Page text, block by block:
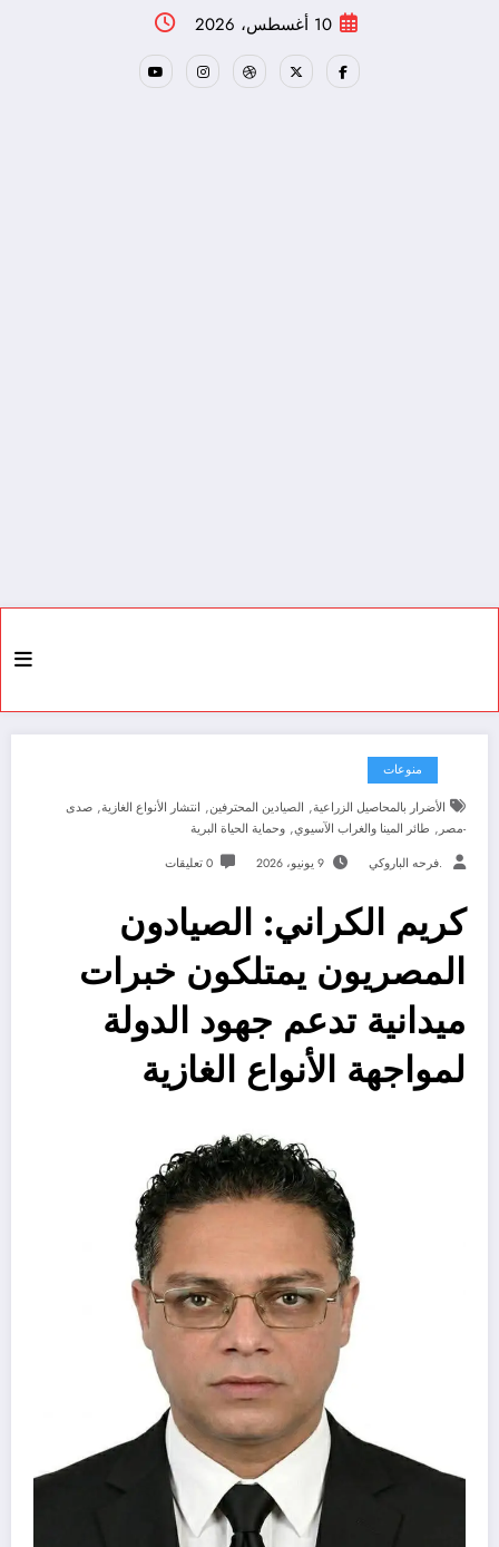
10 أغسطس، 2026
منوعات
الأضرار بالمحاصيل الزراعية, الصيادين المحترفين, انتشار الأنواع الغازية, صدى
-مصر , طائر المينا والغراب الآسيوي, وحماية الحياة البرية
.فرحه الباروكي 9 يونيو، 2026 0 تعليقات
كريم الكراني: الصيادون
المصريون يمتلكون خبرات
ميدانية تدعم جهود الدولة
لمواجهة الأنواع الغازية